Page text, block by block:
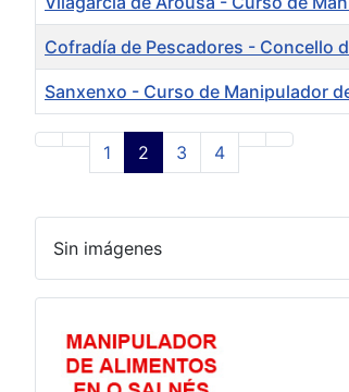
Cofradía de Pescadores - Concello
Sanxenxo - Curso de Manipulador
1 2 3 4
Sin imágenes